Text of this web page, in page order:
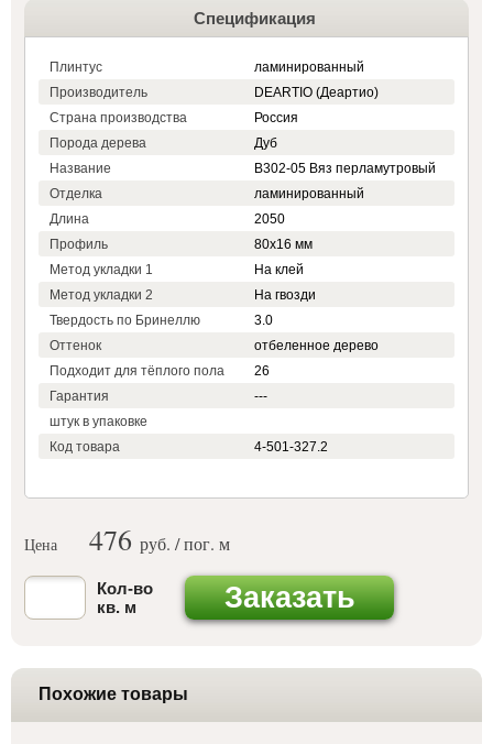
Спецификация
Плинтус
ламинированный
Производитель
DEARTIO (Деартио)
Страна производства
Россия
Порода дерева
Дуб
Название
B302-05 Вяз перламутровый
Отделка
ламинированный
Длина
2050
Профиль
80x16 мм
Метод укладки 1
На клей
Метод укладки 2
На гвозди
Твердость по Бринеллю
3.0
Оттенок
отбеленное дерево
Подходит для тёплого пола
26
Гарантия
---
штук в упаковке
Код товара
4-501-327.2
Цена 476 руб. / пог. м
Кол-во
кв. м
Заказать
Похожие товары